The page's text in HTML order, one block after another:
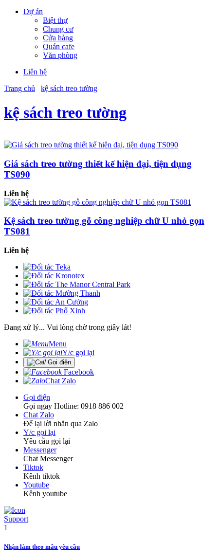
Dự án
Biệt thự
Chung cư
Cửa hàng
Quán cafe
Văn phòng
Liên hệ
Trang chủ
kệ sách treo tường
kệ sách treo tường
Giá sách treo tường thiết kế hiện đại, tiện dụng
TS090
Liên hệ
Kệ sách treo tường gỗ công nghiệp chữ U nhỏ gọn
TS081
Liên hệ
Đang xử lý... Vui lòng chờ trong giây lát!
Menu
Y/c gọi lại
Gọi điện
Facebook
Chat Zalo
Gọi điện
Gọi ngay Hotline: 0918 886 002
Chat Zalo
Để lại lời nhắn qua Zalo
Y/c gọi lại
Yêu cầu gọi lại
Messenger
Chat Messenger
Tiktok
Kênh tiktok
Youtube
Kênh youtube
Nhận làm theo mẫu yêu cầu